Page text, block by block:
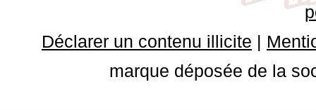
Déclarer un contenu illicite |
marque déposée de la